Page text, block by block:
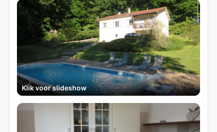
Klik voor slideshow